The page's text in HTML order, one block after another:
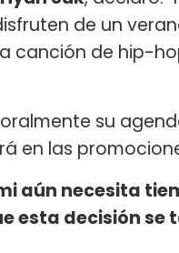
de un
canción de hip-
su
en las
aún necesita
esta decisión